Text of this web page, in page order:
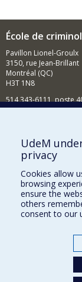
École de
Pavillon Lionel-Groulx
3150, rue Jean-Brillant
Montréal (QC)
H3T 1N8
514 343-6111, poste
Comment
BESOIN D'AIDE?
Plan du site
Signaler une erreur
Accessibilité
Nos départements et
UdeM
privacy
Cookies allow
browsing
ensure the
others
consent to our